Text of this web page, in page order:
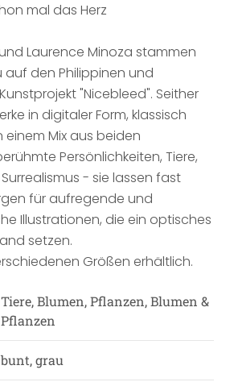
mal das Herz
Laurence Minoza stammen
auf den Philippinen und
"Nicebleed". Seither
in digitaler Form, klassisch
Mix aus beiden
Persönlichkeiten, Tiere,
- sie lassen fast
für aufregende und
Illustrationen, die ein optisches
setzen.
Größen erhältlich.
Tiere, Blumen, Pflanzen, Blumen &
Pflanzen
bunt, grau